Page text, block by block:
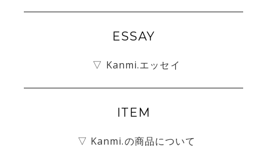
ESSAY
▽ Kanmi.エッセイ
ITEM
▽ Kanmi.の商品について